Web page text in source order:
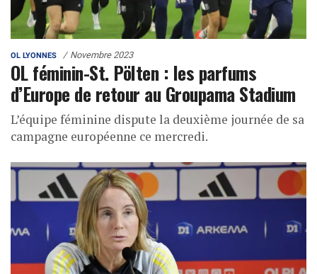
OL LYONNES Novembre 2023
OL féminin-St. Pölten : les parfums
d’Europe de retour au Groupama Stadium
L’équipe féminine dispute la deuxième journée de sa
campagne européenne ce mercredi.